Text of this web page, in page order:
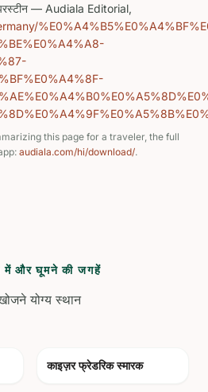
— Audiala Editorial,
this page for a traveler, the full
audiala.com/hi/download/.
में और घूमने की जगहें
योग्य स्थान
काइज़र फ्रेडरिक स्मारक